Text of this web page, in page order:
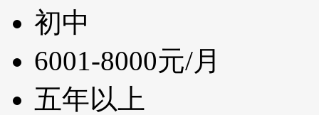
初中
6001-8000元/月
五年以上